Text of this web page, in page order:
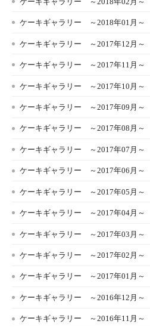
ケーキギャラリー ～2018年01月～
ケーキギャラリー ～2017年12月～
ケーキギャラリー ～2017年11月～
ケーキギャラリー ～2017年10月～
ケーキギャラリー ～2017年09月～
ケーキギャラリー ～2017年08月～
ケーキギャラリー ～2017年07月～
ケーキギャラリー ～2017年06月～
ケーキギャラリー ～2017年05月～
ケーキギャラリー ～2017年04月～
ケーキギャラリー ～2017年03月～
ケーキギャラリー ～2017年02月～
ケーキギャラリー ～2017年01月～
ケーキギャラリー ～2016年12月～
ケーキギャラリー ～2016年11月～